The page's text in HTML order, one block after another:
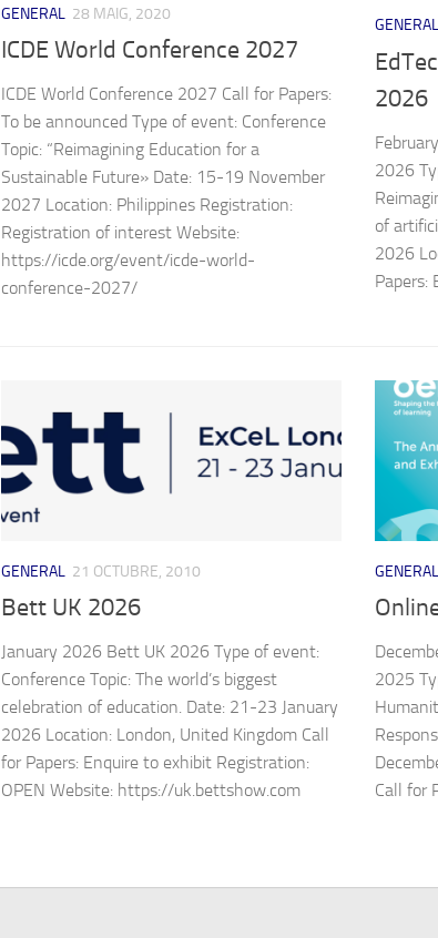
GENERAL 28 MAIG, 2020
ICDE World Conference 2027
ICDE World Conference 2027 Call for Papers:
To be announced Type of event: Conference
Topic: “Reimagining Education for a
Sustainable Future» Date: 15-19 November
2027 Location: Philippines Registration:
Registration of interest Website:
https://icde.org/event/icde-world-
conference-2027/
GENERAL
2026
2026
of
2026
Papers:
GENERAL 21 OCTUBRE, 2010
Bett UK 2026
January 2026 Bett UK 2026 Type of event:
Conference Topic: The world’s biggest
celebration of education. Date: 21-23 January
2026 Location: London, United Kingdom Call
for Papers: Enquire to exhibit Registration:
OPEN Website: https://uk.bettshow.com
GENERAL
2025
Call for